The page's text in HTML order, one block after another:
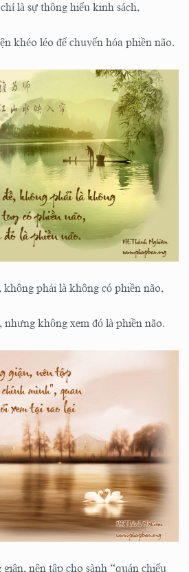
là sự thông hiểu kinh sách,
khéo léo để chuyển hóa phiền não.
không phải là không có phiền não,
nhưng không xem đó là phiền não.
nên tập cho sành “quán chiếu